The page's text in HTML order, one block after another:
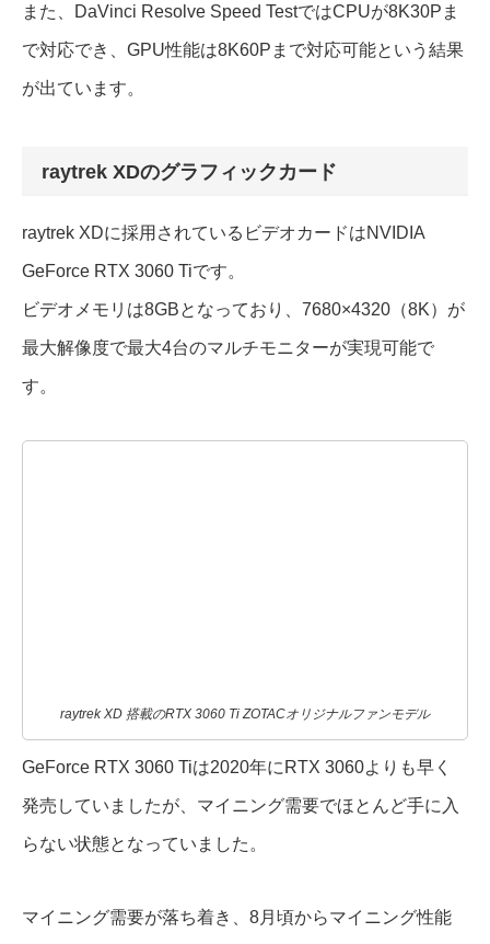
また、DaVinci Resolve Speed TestではCPUが8K30Pま
で対応でき、GPU性能は8K60Pまで対応可能という結果
が出ています。
raytrek XDのグラフィックカード
raytrek XDに採用されているビデオカードはNVIDIA
GeForce RTX 3060 Tiです。
ビデオメモリは8GBとなっており、7680×4320（8K）が
最大解像度で最大4台のマルチモニターが実現可能で
す。
raytrek XD 搭載のRTX 3060 Ti ZOTACオリジナルファンモデル
GeForce RTX 3060 Tiは2020年にRTX 3060よりも早く
発売していましたが、マイニング需要でほとんど手に入
らない状態となっていました。
マイニング需要が落ち着き、8月頃からマイニング性能